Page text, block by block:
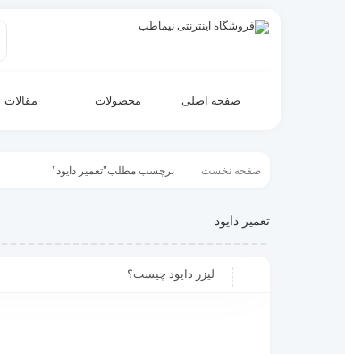
صفحه اصلی محصولات مقالات
صفحه نخست برچسب مطلب"تعمیر دایود"
تعمیر دایود
لیزر دایود چیست؟